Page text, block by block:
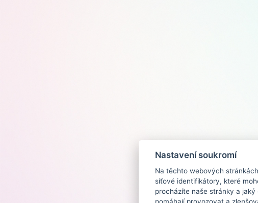
Nastavení soukromí
Na těchto webových
síťové identifikátory, které
procházíte naše stránky a